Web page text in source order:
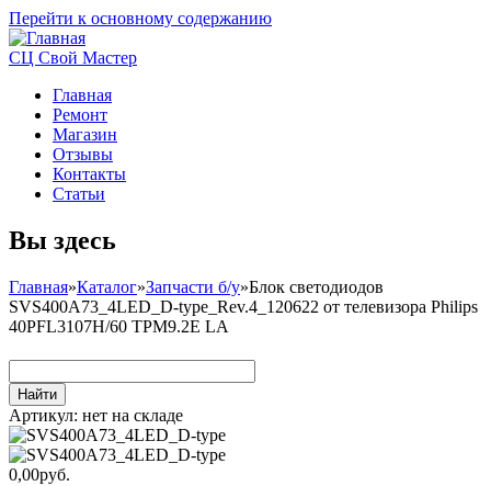
Перейти к основному содержанию
СЦ Свой Мастер
Главная
Ремонт
Магазин
Отзывы
Контакты
Статьи
Вы здесь
Главная»Каталог»Запчасти б/у»Блок светодиодов
SVS400A73_4LED_D-type_Rev.4_120622 от телевизора Philips
40PFL3107H/60 TPM9.2E LA
Артикул: нет на складе
0,00руб.